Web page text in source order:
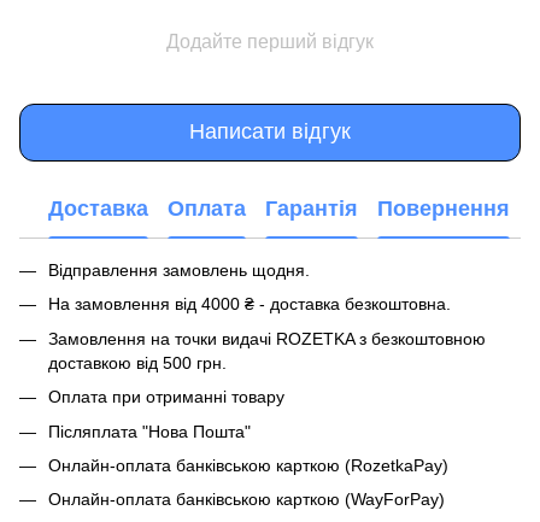
Додайте перший відгук
Написати відгук
Доставка Оплата Гарантія Повернення
Відправлення замовлень щодня.
На замовлення від 4000 ₴ - доставка безкоштовна.
Замовлення на точки видачі ROZETKA з безкоштовною
доставкою від 500 грн.
Оплата при отриманні товару
Післяплата "Нова Пошта"
Онлайн-оплата банківською карткою (RozetkaPay)
Онлайн-оплата банківською карткою (WayForPay)